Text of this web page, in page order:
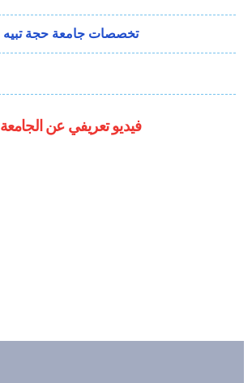
تخصصات جامعة حجة تبيه
فيديو تعريفي عن الجامعة